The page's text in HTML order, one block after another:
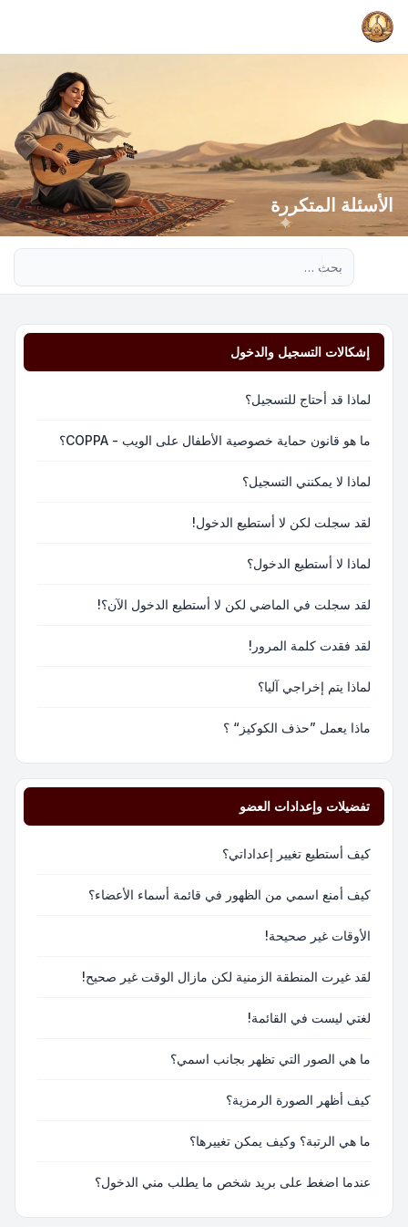
الأسئلة المتكررة
إشكالات التسجيل والدخول
لماذا قد أحتاج للتسجيل؟
ما هو قانون حماية خصوصية الأطفال على الويب - COPPA؟
لماذا لا يمكنني التسجيل؟
لقد سجلت لكن لا أستطيع الدخول!
لماذا لا أستطيع الدخول؟
لقد سجلت في الماضي لكن لا أستطيع الدخول الآن؟!
لقد فقدت كلمة المرور!
لماذا يتم إخراجي آليا؟
ماذا يعمل ”حذف الكوكيز“ ؟
تفضيلات وإعدادات العضو
كيف أستطيع تغيير إعداداتي؟
كيف أمنع اسمي من الظهور في قائمة أسماء الأعضاء؟
الأوقات غير صحيحة!
لقد غيرت المنطقة الزمنية لكن مازال الوقت غير صحيح!
لغتي ليست في القائمة!
ما هي الصور التي تظهر بجانب اسمي؟
كيف أظهر الصورة الرمزية؟
ما هي الرتبة؟ وكيف يمكن تغييرها؟
عندما اضغط على بريد شخص ما يطلب مني الدخول؟